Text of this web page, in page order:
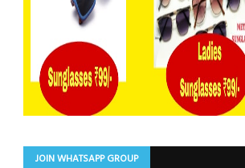
JOIN WHATSAPP GROUP